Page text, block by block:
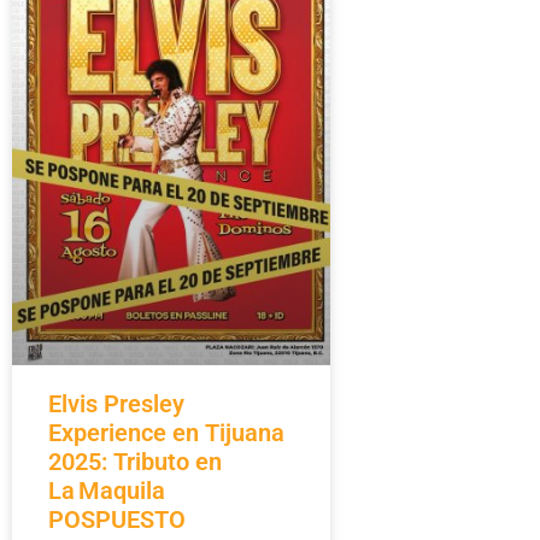
Elvis Presley
Experience en Tijuana
2025: Tributo en
La Maquila
POSPUESTO